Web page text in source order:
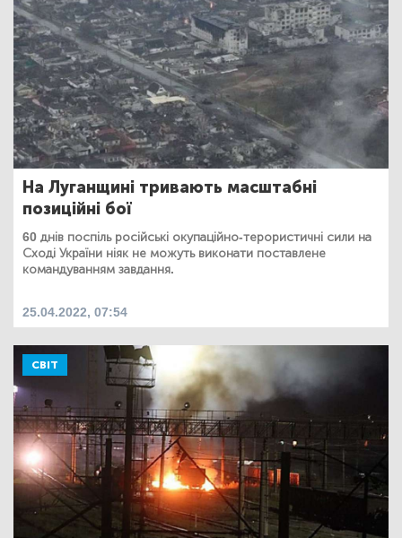
На Луганщині тривають масштабні
позиційні бої
60 днів поспіль російські окупаційно-терористичні сили на
Сході України ніяк не можуть виконати поставлене
командуванням завдання.
25.04.2022, 07:54
СВІТ